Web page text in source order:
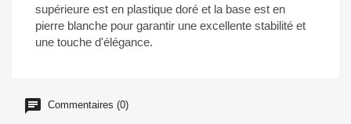
supérieure est en plastique doré et la base est en
pierre blanche pour garantir une excellente stabilité et
une touche d'élégance.
Commentaires (0)